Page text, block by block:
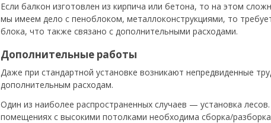
Если балкон изготовлен из кирпича или бетона, то на этом
мы имеем дело с пеноблоком, металлоконструкциями, то
блока, что также связано с дополнительными расходами.
Дополнительные работы
Даже при стандартной установке возникают непредвиденные
дополнительным расходам.
Один из наиболее распространенных случаев — установка
помещениях с высокими потолками необходима сборка/